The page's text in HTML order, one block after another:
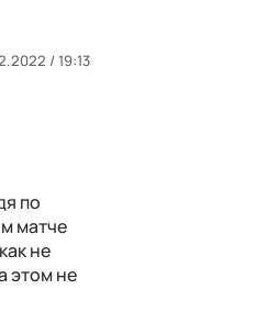
/ 19:13
по
матче
не
этом не